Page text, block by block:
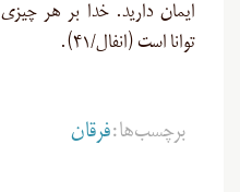
ایمان دارید. خدا بر هر چیزی
توانا است (انفال/۴۱
).
برچسب‌ها:فرقان